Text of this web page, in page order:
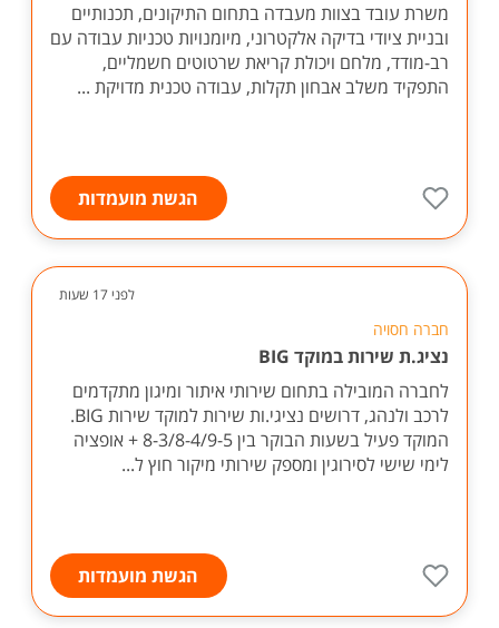
משרת עובד בצוות מעבדה בתחום התיקונים, תכנותיים
ובניית ציודי בדיקה אלקטרוני, מיומנויות טכניות עבודה עם
רב-מודד, מלחם ויכולת קריאת שרטוטים חשמליים,
התפקיד משלב אבחון תקלות, עבודה טכנית מדויקת ...
הגשת מועמדות
לפני 17 שעות
חברה חסויה
נציג.ת שירות במוקד BIG
לחברה המובילה בתחום שירותי איתור ומיגון מתקדמים
לרכב ולנהג, דרושים נציגי.ות שירות למוקד שירות BIG.
המוקד פעיל בשעות הבוקר בין 8-3/8-4/9-5 + אופציה
לימי שישי לסירוגין ומספק שירותי מיקור חוץ ל...
הגשת מועמדות